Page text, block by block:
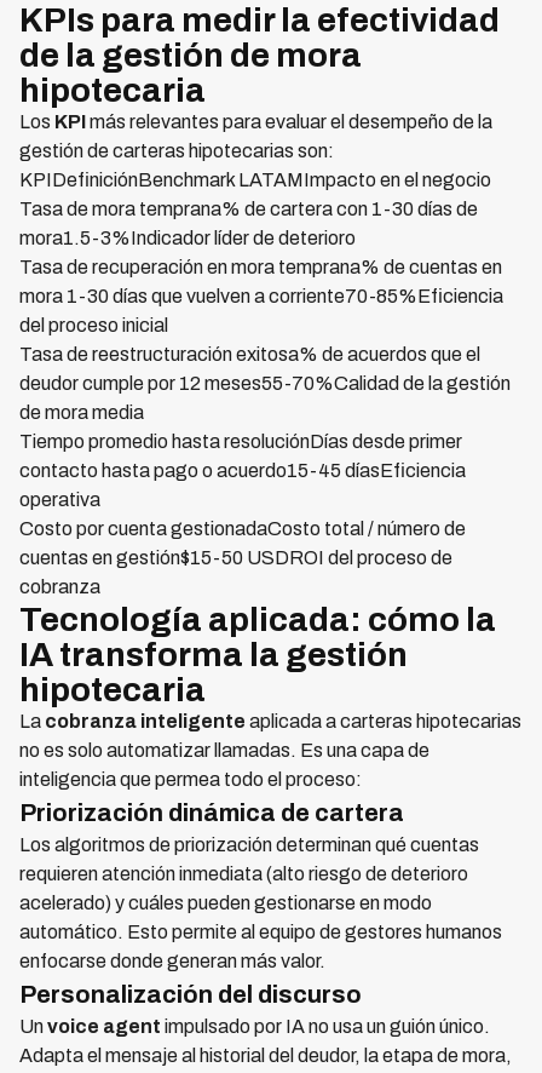
KPIs para medir la efectividad
de la gestión de mora
hipotecaria
Los KPImás relevantes para evaluar el desempeño de la
gestión de carteras hipotecarias son:
KPIDefiniciónBenchmark LATAMImpacto en el negocio
Tasa de mora temprana% de cartera con 1-30 días de
mora1.5-3%Indicador líder de deterioro
Tasa de recuperación en mora temprana% de cuentas en
mora 1-30 días que vuelven a corriente70-85%Eficiencia
del proceso inicial
Tasa de reestructuración exitosa% de acuerdos que el
deudor cumple por 12 meses55-70%Calidad de la gestión
de mora media
Tiempo promedio hasta resoluciónDías desde primer
contacto hasta pago o acuerdo15-45 díasEficiencia
operativa
Costo por cuenta gestionadaCosto total / número de
cuentas en gestión$15-50 USDROI del proceso de
cobranza
Tecnología aplicada: cómo la
IA transforma la gestión
hipotecaria
La cobranza inteligente aplicada a carteras hipotecarias
no es solo automatizar llamadas. Es una capa de
inteligencia que permea todo el proceso:
Priorización dinámica de cartera
Los algoritmos de priorización determinan qué cuentas
requieren atención inmediata (alto riesgo de deterioro
acelerado) y cuáles pueden gestionarse en modo
automático. Esto permite al equipo de gestores humanos
enfocarse donde generan más valor.
Personalización del discurso
Unvoice agent impulsado por IA no usa un guión único.
Adapta el mensaje al historial del deudor, la etapa de mora,